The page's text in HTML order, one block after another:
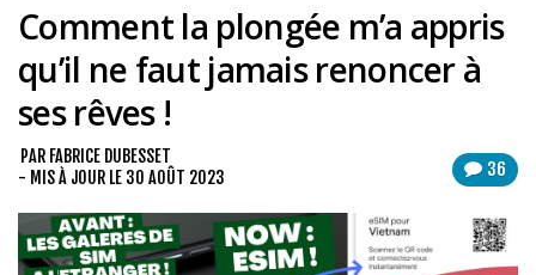
Destinations
Mes ressources pour voyager
Guides voyages
A propos
Mon journal de bord sur Instagram
Comment la plongée m’a appris
qu’il ne faut jamais renoncer à
ses rêves !
36
PAR FABRICE DUBESSET
- MIS À JOUR LE 30 AOÛT 2023